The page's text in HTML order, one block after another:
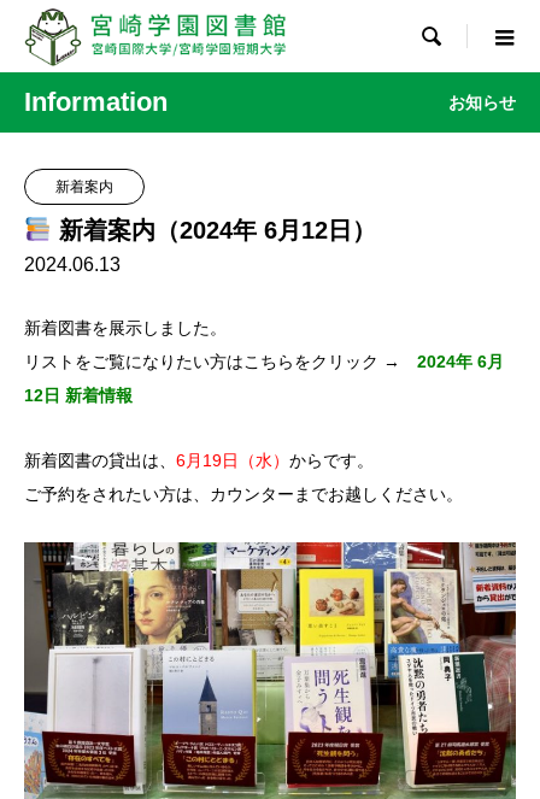

Information お知らせ
新着案内
新着案内（2024年 6月12日）
2024.06.13
新着図書を展示しました。
リストをご覧になりたい方はこちらをクリック → 2024年 6月
12日 新着情報
新着図書の貸出は、 6月19日（水） からです。
ご予約をされたい方は、カウンターまでお越しください。